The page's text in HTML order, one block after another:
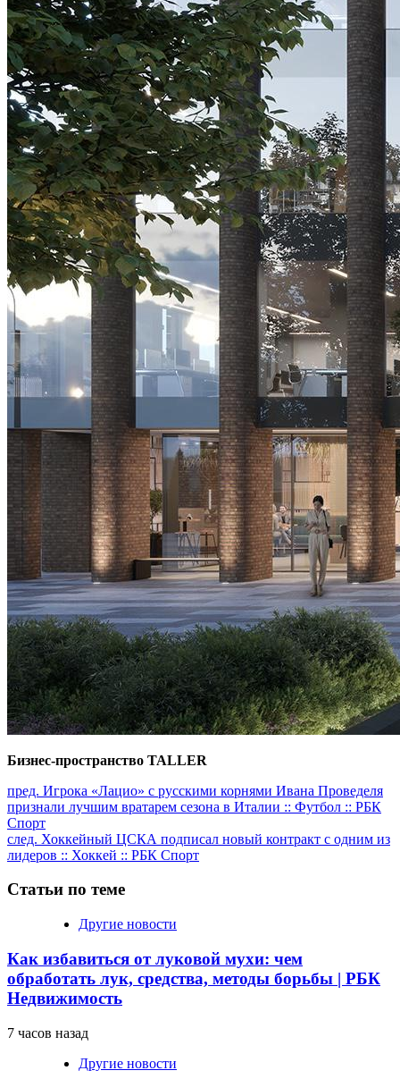
Бизнес-пространство TALLER
Продолжить
чтение
пред. Игрока «Лацио» с русскими корнями Ивана Проведеля
признали лучшим вратарем сезона в Италии :: Футбол :: РБК
Спорт
след. Хоккейный ЦСКА подписал новый контракт с одним из
лидеров :: Хоккей :: РБК Спорт
Статьи по теме
Другие новости
Как избавиться от луковой мухи: чем
обработать лук, средства, методы борьбы | РБК
Недвижимость
7 часов назад
Другие новости